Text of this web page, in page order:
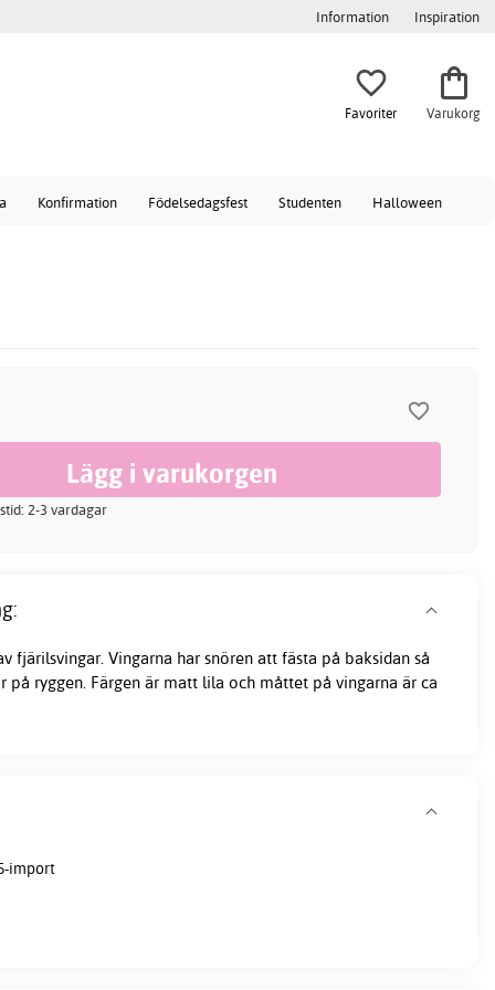
Information Inspiration
Favoriter Varukorg
Konfirmation Födelsedagsfest Studenten Halloween
2-3 vardagar
fjärilsvingar. Vingarna har snören att fästa på baksidan så
på ryggen. Färgen är matt lila och måttet på vingarna är ca
import